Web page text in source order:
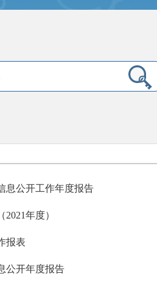
息公开工作年度报告
年度）
报表
公开年度报告